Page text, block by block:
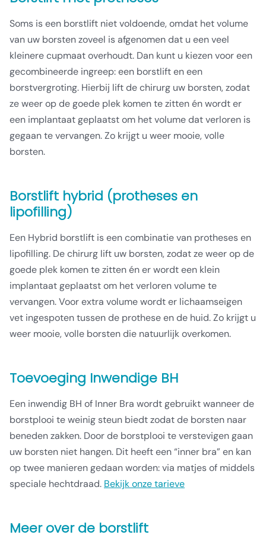
Soms is een borstlift niet voldoende, omdat het volume
van uw borsten zoveel is afgenomen dat u een veel
kleinere cupmaat overhoudt. Dan kunt u kiezen voor een
gecombineerde ingreep: een borstlift en een
borstvergroting. Hierbij lift de chirurg uw borsten, zodat
ze weer op de goede plek komen te zitten én wordt er
een implantaat geplaatst om het volume dat verloren is
gegaan te vervangen. Zo krijgt u weer mooie, volle
borsten.
Borstlift hybrid (protheses en
lipofilling)
Een Hybrid borstlift is een combinatie van protheses en
lipofilling. De chirurg lift uw borsten, zodat ze weer op de
goede plek komen te zitten én er wordt een klein
implantaat geplaatst om het verloren volume te
vervangen. Voor extra volume wordt er lichaamseigen
vet ingespoten tussen de prothese en de huid. Zo krijgt u
weer mooie, volle borsten die natuurlijk overkomen.
Toevoeging Inwendige BH
Een inwendig BH of Inner Bra wordt gebruikt wanneer de
borstplooi te weinig steun biedt zodat de borsten naar
beneden zakken. Door de borstplooi te verstevigen gaan
uw borsten niet hangen. Dit heeft een “inner bra” en kan
op twee manieren gedaan worden: via matjes of middels
speciale hechtdraad. Bekijk onze tarieve
Meer over de borstlift